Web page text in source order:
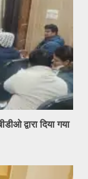
द्वारा दिया गया